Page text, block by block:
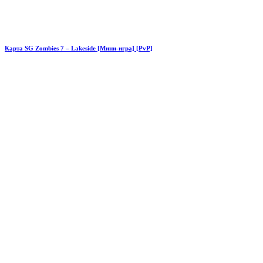
Карта SG Zombies 7 – Lakeside [Мини-игра] [PvP]